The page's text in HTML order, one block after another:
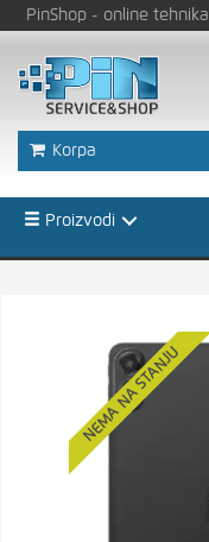
PinShop - online tehnika
Korpa
Proizvodi
NEMA NA STANJU